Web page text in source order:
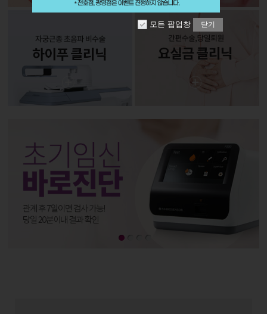
모든 팝업창 닫기